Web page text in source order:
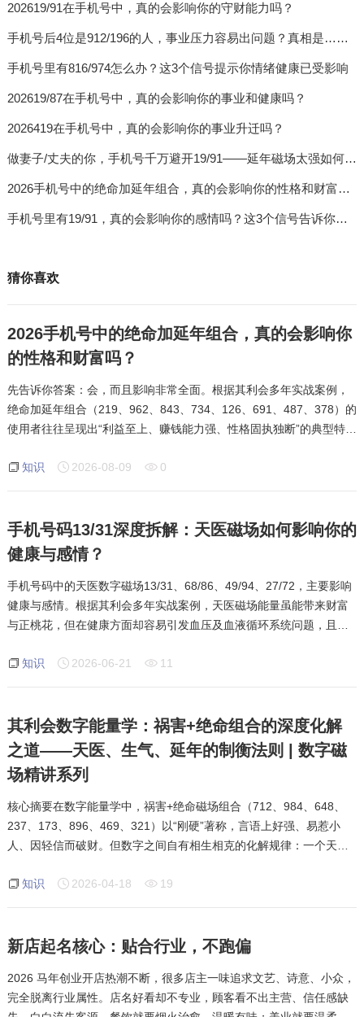
202619/91在手机号中，真的会影响你的守财能力吗？
手机号后4位是912/196的人，事业压力容易出问题？真相是……
手机号里有816/974怎么办？这3个信号提示你情绪健康已受影响
202619/87在手机号中，真的会影响你的事业和健康吗？
2026419在手机号中，真的会影响你的事业升迁吗？
做妻子/丈夫的你，手机号千万避开19/91——延年磁场太强如何影响女性婚姻
2026手机号中的绝命加延年组合，真的会影响你的性格和财富吗？
手机号里有19/91，真的会影响你的感情吗？这3个信号告诉你答案
猜你喜欢
2026手机号中的绝命加延年组合，真的会影响你
的性格和财富吗？
先告诉你答案：会，而且影响非常全面。根据其利会多年实战案例，
绝命加延年组合（219、962、843、734、126、691、487、378）的
使用者往往呈现出“利益至上、赚钱能力强、性格固执独断”的典型特
用者比其他人付出更多、也
知识 2026-08-09 0
手机号码13/31深度拆解：天医磁场如何影响你的
健康与感情？
手机号码中的天医数字磁场13/31、68/86、49/94、27/72，主要影响
健康与感情。根据其利会多年实战案例，天医磁场能量虽能带来财富
与正桃花，但在健康方面却容易引发血压及血液循环系统问题，且能
两个维度的真实表现。如果你的手
知识 2026-06-21 11
其利会数字能量学：祸害+绝命组合的深度化解
之道——天医、生气、延年的制衡法则 | 数字磁
场精讲系列
核心摘要在数字能量学中，祸害+绝命磁场组合（712、984、648、
237、173、896、469、321）以“刚硬”著称，言语上好强、易惹小
人、因轻信而破财。但数字之间自有相生相克的化解规律：一个天医
统理论，深度解析这组组合的
知识 2026-04-18 19
新店起名核心：贴合行业，不跑偏
2026 马年创业开店热潮不断，很多店主一味追求文艺、诗意、小众，
完全脱离行业属性。店名好看却不专业，顾客看不出主营、信任感缺